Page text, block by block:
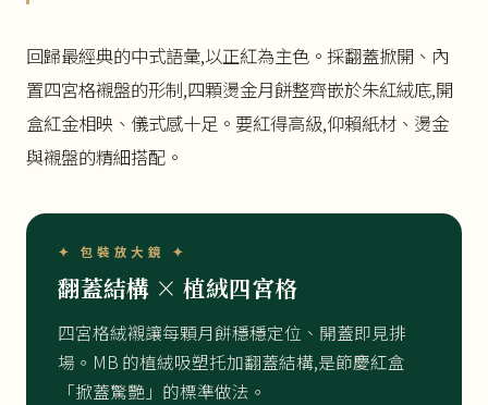
回歸最經典的中式語彙,以正紅為主色。採翻蓋掀開、內
置四宮格襯盤的形制,四顆燙金月餅整齊嵌於朱紅絨底,開
盒紅金相映、儀式感十足。要紅得高級,仰賴紙材、燙金
與襯盤的精細搭配。
✦ 包裝放大鏡 ✦
翻蓋結構 × 植絨四宮格
四宮格絨襯讓每顆月餅穩穩定位、開蓋即見排
場。MB 的植絨吸塑托加翻蓋結構,是節慶紅盒
「掀蓋驚艷」的標準做法。